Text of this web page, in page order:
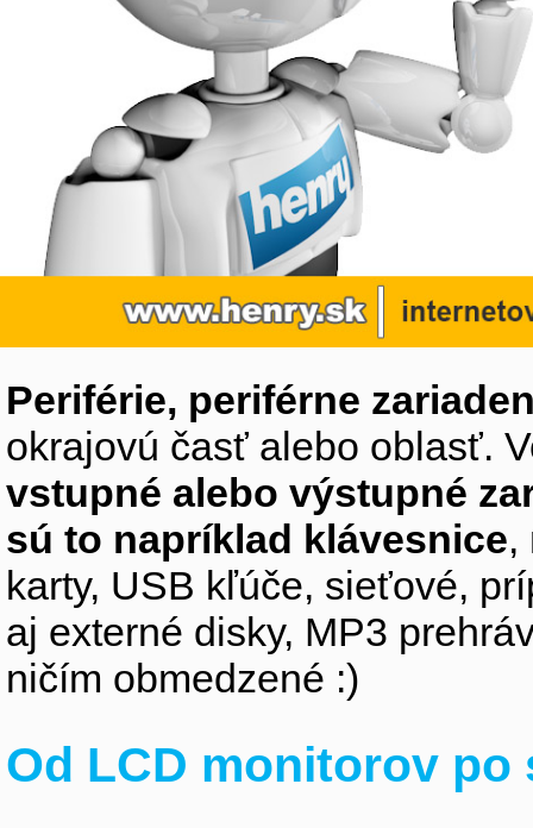
Periférie, periférne
okrajovú časť alebo oblasť.
vstupné alebo výstupné
sú to napríklad klávesnice,
karty, USB kľúče, sieťové,
aj externé disky, MP3
ničím obmedzené :)
Od LCD monitorov